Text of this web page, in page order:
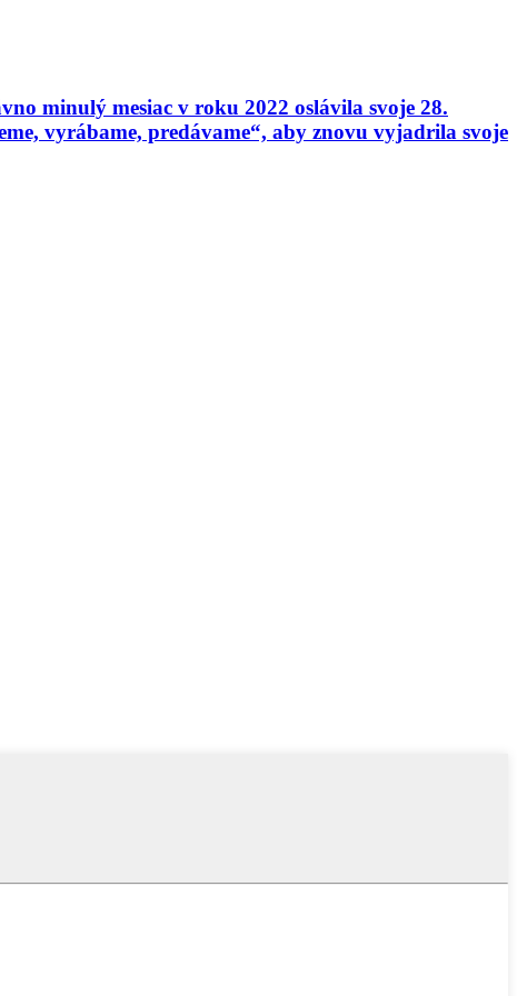
minulý mesiac v roku 2022 oslávila svoje 28.
vyrábame, predávame“, aby znovu vyjadrila svoje